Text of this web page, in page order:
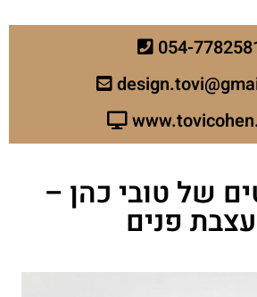
054-
של טובי כהן –
פנים